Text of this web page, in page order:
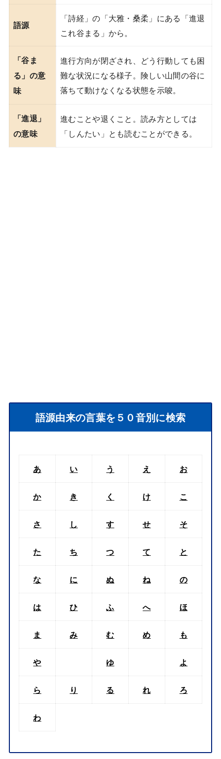
語源
「詩経」の「大雅・桑柔」にある「進退
これ谷まる」から。
「谷ま
る」の意
味
進行方向が閉ざされ、どう行動しても困
難な状況になる様子。険しい山間の谷に
落ちて動けなくなる状態を示唆。
「進退」
の意味
進むことや退くこと。読み方としては
「しんたい」とも読むことができる。
語源由来の言葉を５０音別に検索
あ い う え お
か き く け こ
さ し す せ そ
た ち つ て と
な に ぬ ね の
は ひ ふ へ ほ
ま み む め も
や ゆ よ
ら り る れ ろ
わ